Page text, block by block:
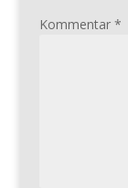
Kommentar *